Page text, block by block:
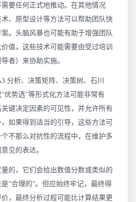
要任何正式地推动。在其他情况
术、原型设计等方法可以帮助团队快
。头脑风暴也可能有助于增强团队
值，这些技术可能需要由受过培训
者）来协助实施。
分析、决策矩阵、决策树、石川
优势选”等形式化方法可能非常有
键决定因素的可见性，并允许所有
如果得到适当的引导，这些方法可
不那么对抗性的流程中，在维护多
见的表达。
的，它们会给出数值分数或类似的
“合理的”。但应始终牢记，最终得
，最终分析过程可能比计算结果更